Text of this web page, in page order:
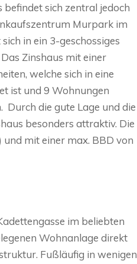
befindet sich zentral jedoch
Murpark im
in ein 3-geschossiges
Zinshaus mit einer
welche sich in eine
ist und 9 Wohnungen
Durch die gute Lage und die
besonders attraktiv. Die
mit einer max. BBD von
im beliebten
Wohnanlage direkt
Fußläufig in wenigen